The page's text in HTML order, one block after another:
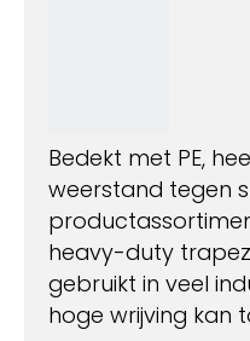
Bedekt met PE,
weerstand tegen
heavy-duty
gebruikt in veel
hoge wrijving kan